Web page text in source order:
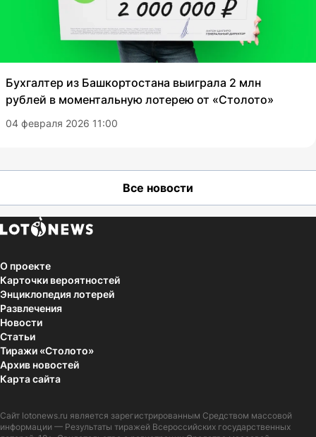
Бухгалтер из Башкортостана выиграла 2 млн
рублей в моментальную лотерею от «Столото»
04 февраля 2026 11:00
Все новости
О проекте
Карточки вероятностей
Энциклопедия лотерей
Развлечения
Новости
Статьи
Тиражи «Столото»
Архив новостей
Карта сайта
Сайт lotonews.ru является зарегистрированным Средством массовой
информации — Результаты тиражей Всероссийских государственных